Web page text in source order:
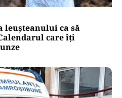
leușteanului ca să
care îți